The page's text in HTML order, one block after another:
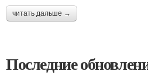
читать дальше →
Последние